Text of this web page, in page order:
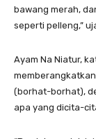
bawang merah,
seperti pelleng,”
Ayam Na Niatur,
(borhat-borhat),
apa yang dicita-